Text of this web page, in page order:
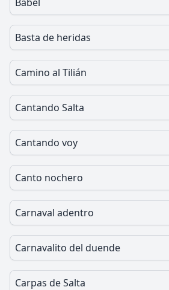
Basta de heridas
Camino al Tilián
Cantando Salta
Cantando voy
Canto nochero
Carnaval adentro
Carnavalito del duende
Carpas de Salta